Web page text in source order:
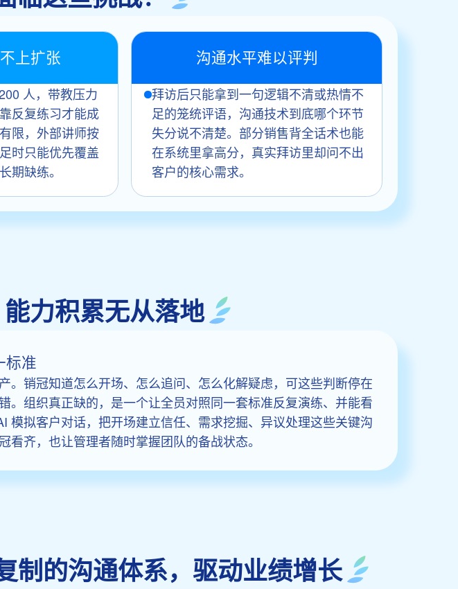
上扩张
人，带教压力
反复练习才能成
限，外部讲师按
时只能优先覆盖
期缺练。
沟通水平难以评判
拜访后只能拿到一句逻辑不清或热情不
足的笼统评语，沟通技术到底哪个环节
失分说不清楚。部分销售背全话术也能
在系统里拿高分，真实拜访里却问不出
客户的核心需求。
力积累无从落地
标准
销冠知道怎么开场、怎么追问、怎么化解疑虑，可这些判断停在
组织真正缺的，是一个让全员对照同一套标准反复演练、并能看
拟客户对话，把开场建立信任、需求挖掘、异议处理这些关键沟
齐，也让管理者随时掌握团队的备战状态。
的沟通体系，驱动业绩增长